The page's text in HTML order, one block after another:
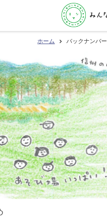
ホーム バックナンバー